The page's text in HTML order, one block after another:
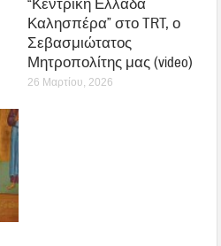
“Κεντρική Ελλάδα
Καλησπέρα” στο TRT, ο
Σεβασμιώτατος
Μητροπολίτης μας (video)
26 Μαρτίου, 2026